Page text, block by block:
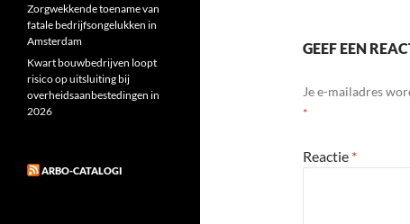
GEEF EEN
Je e-mailadres
*
Reactie *
Zorgwekkende toename van
fatale bedrijfsongelukken in
Amsterdam
Kwart bouwbedrijven loopt
risico op uitsluiting bij
overheidsaanbestedingen in
2026
ARBO-CATALOGI